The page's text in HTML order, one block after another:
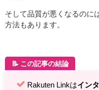
そして品質が悪くなるのに
方法もあります。
📝 この記事の結論
Rakuten Linkはイン